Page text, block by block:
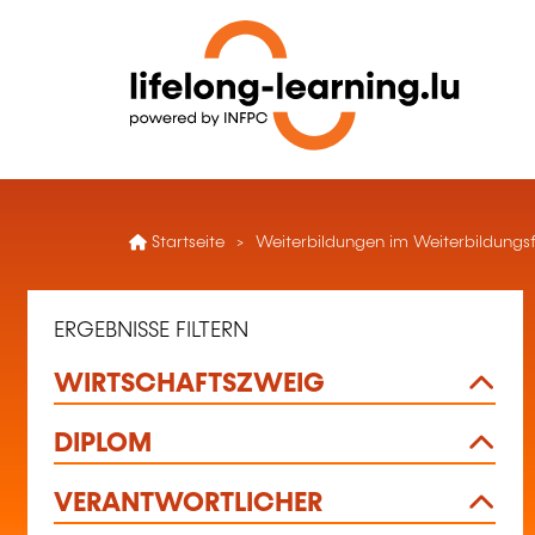
Startseite Weiterbildungen im
ERGEBNISSE FILTERN
WIRTSCHAFTSZWEIG
DIPLOM
VERANTWORTLICHER